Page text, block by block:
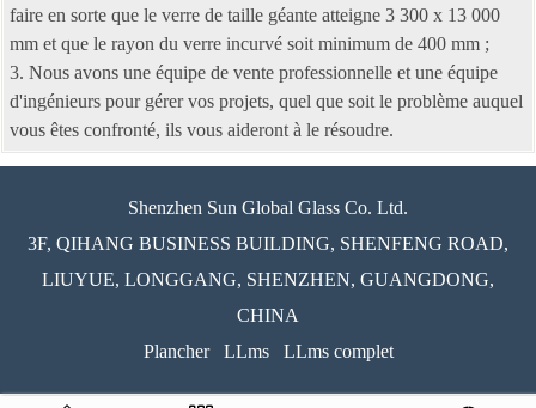
faire en sorte que le verre de taille géante atteigne 3 300 x 13 000
mm et que le rayon du verre incurvé soit minimum de 400 mm ;
3. Nous avons une équipe de vente professionnelle et une équipe
d'ingénieurs pour gérer vos projets, quel que soit le problème auquel
vous êtes confronté, ils vous aideront à le résoudre.
Shenzhen Sun Global Glass Co. Ltd.
3F, QIHANG BUSINESS BUILDING, SHENFENG ROAD,
LIUYUE, LONGGANG, SHENZHEN, GUANGDONG,
CHINA
Plancher
LLms LLms complet